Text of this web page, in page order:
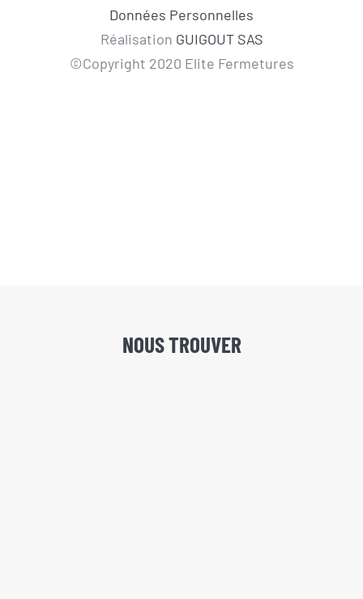
Données Personnelles
Réalisation GUIGOUT SAS
©Copyright 2020 Elite Fermetures
NOUS TROUVER